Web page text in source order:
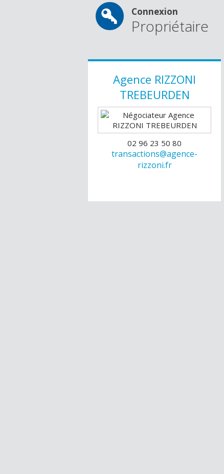
Connexion
Propriétaire
Agence RIZZONI
TREBEURDEN
02 96 23 50 80
transactions@agence-
rizzoni.fr